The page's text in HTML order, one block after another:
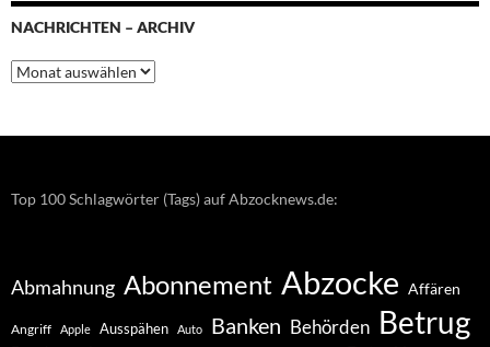
NACHRICHTEN – ARCHIV
Nachrichten
–
Top 100 Schlagwörter (Tags) auf Abzocknews.de:
Abmahnung Abonnement Abzocke Affären
Angriff Apple Ausspähen Auto Banken Behörden Betrug